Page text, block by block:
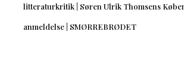
litteraturkritik | Søren Ulrik Thomsens
anmeldelse | SMØRREBRØDET